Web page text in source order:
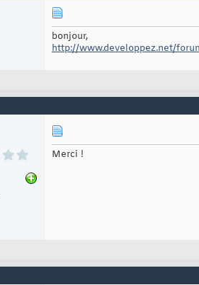
bonjour,
http://www.developpez.net/
Merci !